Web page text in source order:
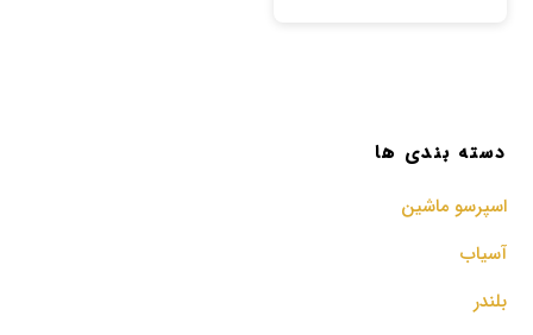
دسته بندی ها
اسپرسو‌ ماشین
آسیاب
بلندر